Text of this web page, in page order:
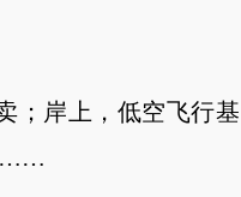
岸上，低空飞行基
……